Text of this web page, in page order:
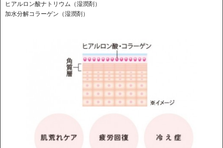
ヒアルロン酸ナトリウム（湿潤剤）
加水分解コラーゲン（湿潤剤）